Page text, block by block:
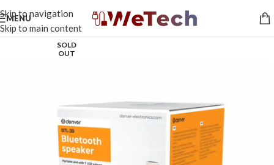
Skip to navigation
Skip to main content
MENU
SOLD
OUT